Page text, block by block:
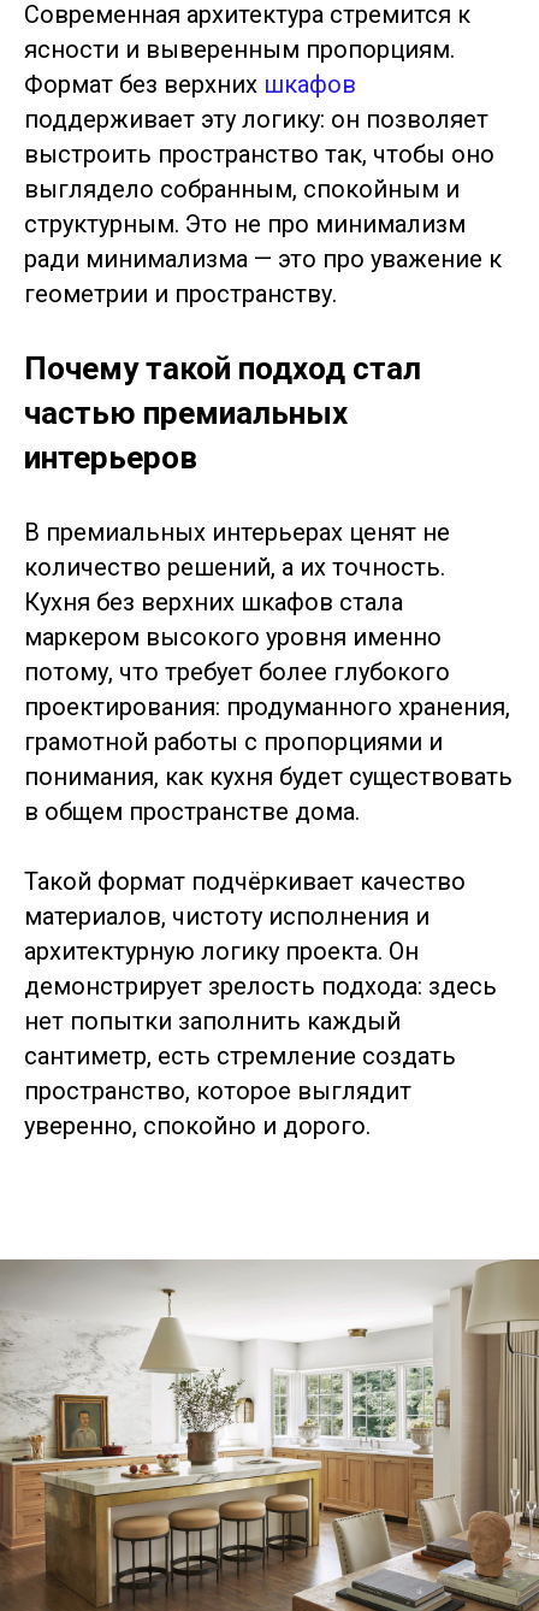
Современная архитектура стремится к
ясности и выверенным пропорциям.
Формат без верхних шкафов
поддерживает эту логику: он позволяет
выстроить пространство так, чтобы оно
выглядело собранным, спокойным и
структурным. Это не про минимализм
ради минимализма — это про уважение к
геометрии и пространству.
Почему такой подход стал
частью премиальных
интерьеров
В премиальных интерьерах ценят не
количество решений, а их точность.
Кухня без верхних шкафов стала
маркером высокого уровня именно
потому, что требует более глубокого
проектирования: продуманного хранения,
грамотной работы с пропорциями и
понимания, как кухня будет существовать
в общем пространстве дома.
Такой формат подчёркивает качество
материалов, чистоту исполнения и
архитектурную логику проекта. Он
демонстрирует зрелость подхода: здесь
нет попытки заполнить каждый
сантиметр, есть стремление создать
пространство, которое выглядит
уверенно, спокойно и дорого.